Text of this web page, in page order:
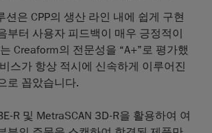
션은 CPP의 생산 라인 내에 쉽게 구현
부터 사용자 피드백이 매우 긍정적이
Creaform의 전문성을 “A+”로 평가했
스가 항상 적시에 신속하게 이루어진
로 꼽았습니다.
R 및 MetraSCAN 3D-R을 활용하여 여